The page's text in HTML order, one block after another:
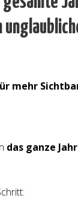
mehr
das ganze